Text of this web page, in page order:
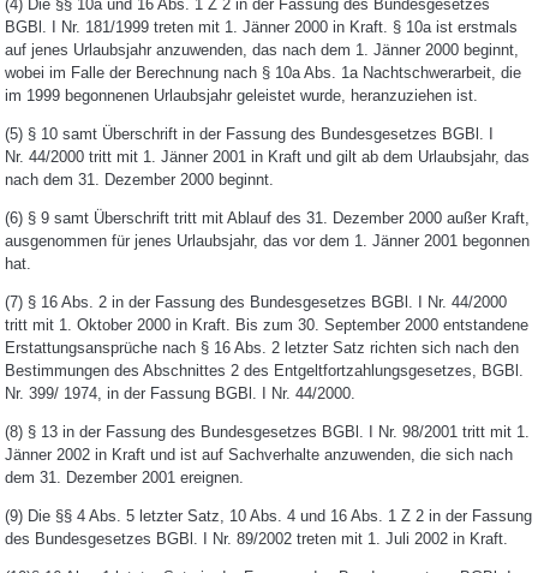
(4)Die §§ 10a und 16 Abs. 1 Z 2 in der Fassung des Bundesgesetzes
BGBl. I Nr. 181/1999 treten mit 1. Jänner 2000 in Kraft. § 10a ist erstmals
auf jenes Urlaubsjahr anzuwenden, das nach dem 1. Jänner 2000 beginnt,
wobei im Falle der Berechnung nach § 10a Abs. 1a Nachtschwerarbeit, die
im 1999 begonnenen Urlaubsjahr geleistet wurde, heranzuziehen ist.
(5)§ 10 samt Überschrift in der Fassung des Bundesgesetzes BGBl. I
Nr. 44/2000 tritt mit 1. Jänner 2001 in Kraft und gilt ab dem Urlaubsjahr, das
nach dem 31. Dezember 2000 beginnt.
(6)§ 9 samt Überschrift tritt mit Ablauf des 31. Dezember 2000 außer Kraft,
ausgenommen für jenes Urlaubsjahr, das vor dem 1. Jänner 2001 begonnen
hat.
(7)§ 16 Abs. 2 in der Fassung des Bundesgesetzes BGBl. I Nr. 44/2000
tritt mit 1. Oktober 2000 in Kraft. Bis zum 30. September 2000 entstandene
Erstattungsansprüche nach § 16 Abs. 2 letzter Satz richten sich nach den
Bestimmungen des Abschnittes 2 des Entgeltfortzahlungsgesetzes, BGBl.
Nr. 399/ 1974, in der Fassung BGBl. I Nr. 44/2000.
(8)§ 13 in der Fassung des Bundesgesetzes BGBl. I Nr. 98/2001 tritt mit 1.
Jänner 2002 in Kraft und ist auf Sachverhalte anzuwenden, die sich nach
dem 31. Dezember 2001 ereignen.
(9)Die §§ 4 Abs. 5 letzter Satz, 10 Abs. 4 und 16 Abs. 1 Z 2 in der Fassung
des Bundesgesetzes BGBl. I Nr. 89/2002 treten mit 1. Juli 2002 in Kraft.